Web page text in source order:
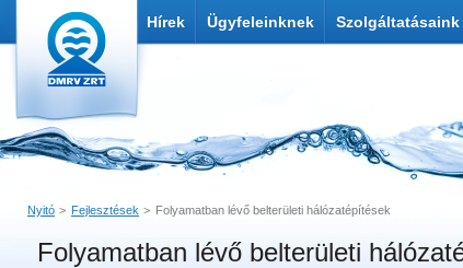
Hírek Ügyfeleinknek Szolgáltatásaink
Nyitó Fejlesztések Folyamatban lévő belterületi hálózatépítések
Folyamatban lévő belterületi
Link küldése
Nyomtatás